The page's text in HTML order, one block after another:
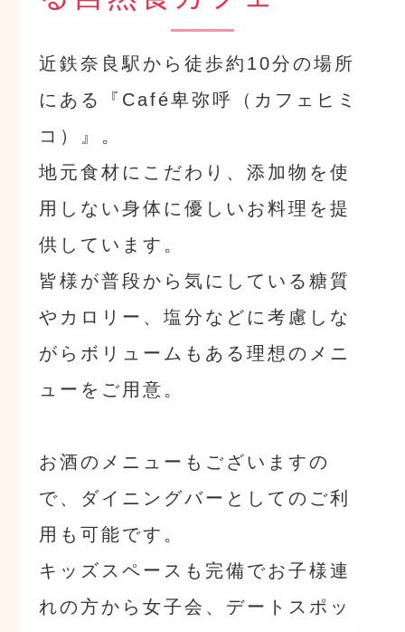
近鉄奈良駅から徒歩約10分の場所
にある『Café卑弥呼（カフェヒミ
コ）』。
地元食材にこだわり、添加物を使
用しない身体に優しいお料理を提
供しています。
皆様が普段から気にしている糖質
やカロリー、塩分などに考慮しな
がらボリュームもある理想のメニ
ューをご用意。
お酒のメニューもございますの
で、ダイニングバーとしてのご利
用も可能です。
キッズスペースも完備でお子様連
れの方から女子会、デートスポッ